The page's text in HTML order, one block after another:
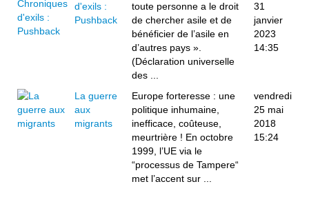
d'exils :
Pushback
toute personne a le droit
de chercher asile et de
bénéficier de l’asile en
d’autres pays ».
(Déclaration universelle
des ...
31
janvier
2023
14:35
La guerre
aux
migrants
Europe forteresse : une
politique inhumaine,
inefficace, coûteuse,
meurtrière ! En octobre
1999, l’UE via le
“processus de Tampere“
met l’accent sur ...
vendredi
25 mai
2018
15:24